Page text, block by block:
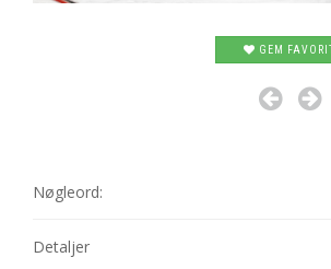
GEM FAVORIT
Nøgleord:
Detaljer